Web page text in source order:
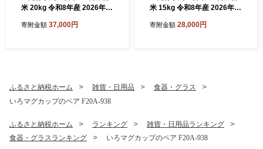
米 20kg 令和8年産 2026年産
旬頃に順次発送 tf-tssxb20-1
寄附金額 37,000円
米 15kg 令和8年産 2026年産
旬頃に順次発送 tf-tssxb15-1
寄附金額 28,000円
ふるさと納税ホーム 雑貨・日用品
食器・グラス
いろマグカップのペア F20A-938
ふるさと納税ホーム ランキング
雑貨・日用品ランキング
食器・グラスランキング
いろマグカップのペア F20A-938